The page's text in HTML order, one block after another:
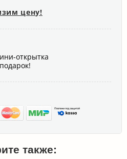
цену!
открытка
также: